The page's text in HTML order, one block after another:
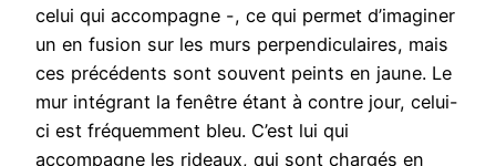
celui qui accompagne -, ce qui permet d’imaginer
un en fusion sur les murs perpendiculaires, mais
ces précédents sont souvent peints en jaune. Le
mur intégrant la fenêtre étant à contre jour, celui-
ci est fréquemment bleu. C’est lui qui
accompagne les rideaux, qui sont chargés en